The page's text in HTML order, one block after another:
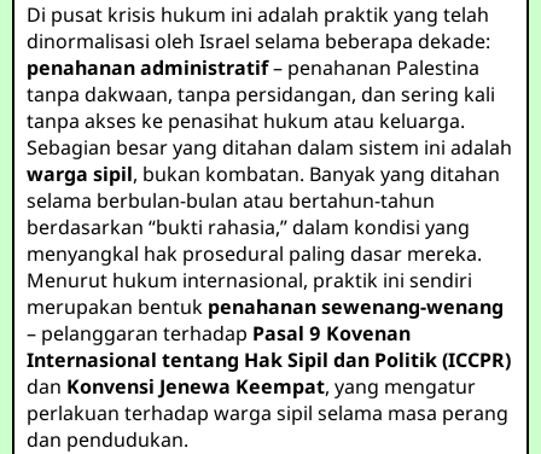
Di pusat krisis hukum ini adalah praktik yang telah
dinormalisasi oleh Israel selama beberapa dekade:
penahanan administratif– penahanan Palestina
tanpa dakwaan, tanpa persidangan, dan sering kali
tanpa akses ke penasihat hukum atau keluarga.
Sebagian besar yang ditahan dalam sistem ini adalah
warga sipil, bukan kombatan. Banyak yang ditahan
selama berbulan-bulan atau bertahun-tahun
berdasarkan “bukti rahasia,” dalam kondisi yang
menyangkal hak prosedural paling dasar mereka.
Menurut hukum internasional, praktik ini sendiri
merupakan bentuk penahanan sewenang-wenang
– pelanggaran terhadap Pasal 9 Kovenan
Internasional tentang Hak Sipil dan Politik (ICCPR)
dan Konvensi Jenewa Keempat, yang mengatur
perlakuan terhadap warga sipil selama masa perang
dan pendudukan.